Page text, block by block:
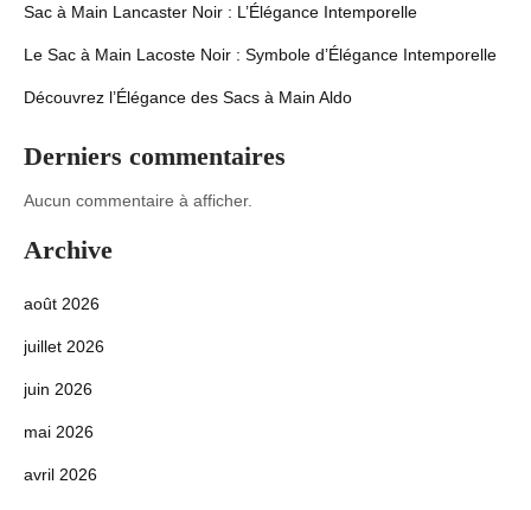
Sac à Main Lancaster Noir : L’Élégance Intemporelle
Le Sac à Main Lacoste Noir : Symbole d’Élégance Intemporelle
Découvrez l’Élégance des Sacs à Main Aldo
Derniers commentaires
Aucun commentaire à afficher.
Archive
août 2026
juillet 2026
juin 2026
mai 2026
avril 2026